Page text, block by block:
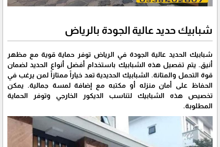
شبابيك حديد عالية الجودة بالرياض
شبابيك الحديد عالية الجودة في الرياض توفر حماية قوية مع مظهر
أنيق. يتم تفصيل هذه الشبابيك باستخدام أفضل أنواع الحديد لضمان
قوة التحمل والمتانة. الشبابيك الحديدية تعد خياراً ممتازاً لمن يرغب في
الحفاظ على أمان منزله أو مكتبه مع إضافة لمسة جمالية. يمكن
تخصيص هذه الشبابيك لتناسب الديكور الخارجي وتوفر الحماية
المطلوبة.